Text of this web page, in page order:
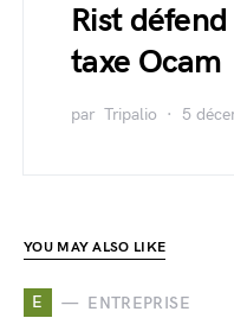
Rist
taxe Ocam
par Tripalio 5
YOU MAY ALSO LIKE
E ENTREPRISE